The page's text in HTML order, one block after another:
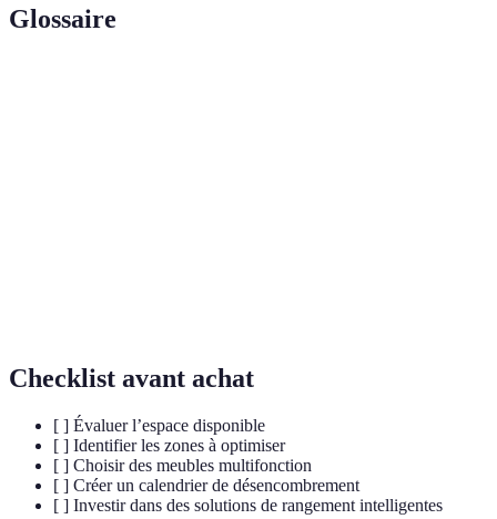
Glossaire
Checklist avant achat
[ ] Évaluer l’espace disponible
[ ] Identifier les zones à optimiser
[ ] Choisir des meubles multifonction
[ ] Créer un calendrier de désencombrement
[ ] Investir dans des solutions de rangement intelligentes